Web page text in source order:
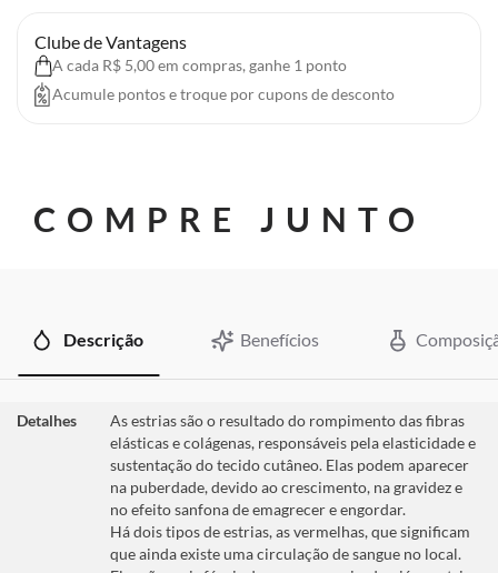
Clube de Vantagens
A cada R$ 5,00 em compras, ganhe 1 ponto
Acumule pontos e troque por cupons de desconto
COMPRE JUNTO
Descrição Benefícios
Detalhes
As estrias são o resultado do rompimento das fibras
elásticas e colágenas, responsáveis pela elasticidade e
sustentação do tecido cutâneo. Elas podem aparecer
na puberdade, devido ao crescimento, na gravidez e
no efeito sanfona de emagrecer e engordar.
Há dois tipos de estrias, as vermelhas, que significam
que ainda existe uma circulação de sangue no local.